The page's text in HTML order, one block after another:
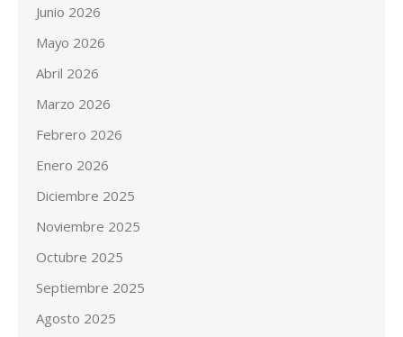
Junio 2026
Mayo 2026
Abril 2026
Marzo 2026
Febrero 2026
Enero 2026
Diciembre 2025
Noviembre 2025
Octubre 2025
Septiembre 2025
Agosto 2025